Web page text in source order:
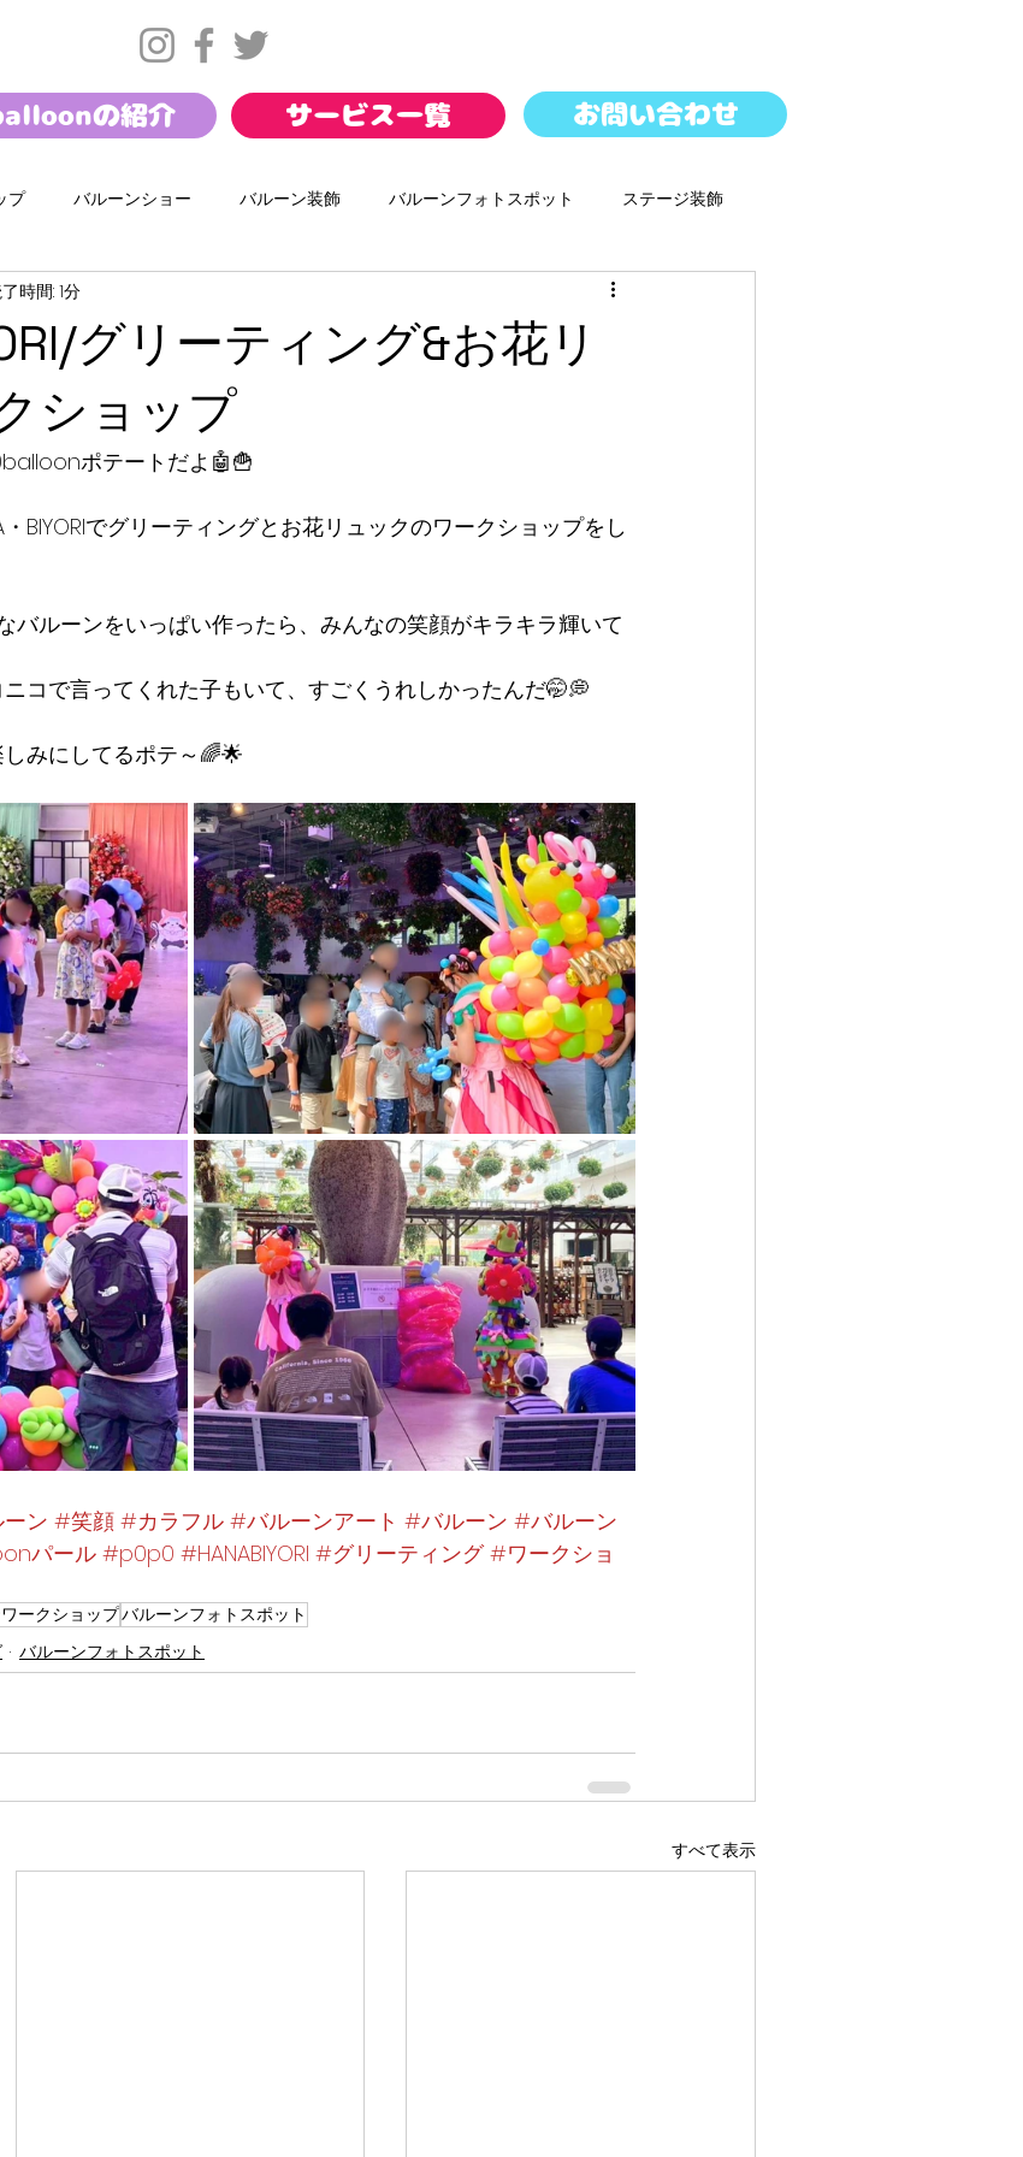
の紹介 サービス一覧 お問い合わせ
プ バルーンショー バルーン装飾 バルーンフォトスポット ステージ装飾
バレンタイン バルーンドロップ
ダンスワークショップ
グリーティング&お花リ
ショップ
時間: 1分
ポテートだよ🤖🍟
BIYORIでグリーティングとお花リュックのワークショップをし
バルーンをいっぱい作ったら、みんなの笑顔がキラキラ輝いて
ニコで言ってくれた子もいて、すごくうれしかったんだ🤭💭
みにしてるポテ～🌈🌟
ン #笑顔 #カラフル #バルーンアート #バルーン #バルーン
パール #p0p0 #HANABIYORI #グリーティング #ワークショ
ークショップバルーンフォトスポット
バルーンフォトスポット
すべて表示